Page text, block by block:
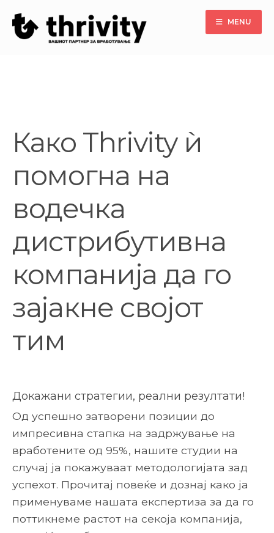
MENU
Како Thrivity ѝ
помогна на
водечка
дистрибутивна
компанија да го
зајакне својот
тим
Докажани стратегии, реални резултати!
Од успешно затворени позиции до
импресивна стапка на задржување на
вработените од 95%, нашите студии на
случај ја покажуваат методологијата зад
успехот. Прочитај повеќе и дознај како ја
применуваме нашата експертиза за да го
поттикнеме растот на секоја компанија,